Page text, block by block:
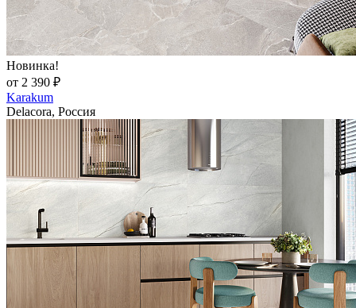
Новинка!
от 2 390 ₽
Karakum
Delacora, Россия